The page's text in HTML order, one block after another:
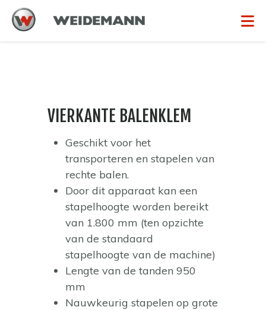
VIERKANTE BALENKLEM
Geschikt voor het
transporteren en stapelen van
rechte balen.
Door dit apparaat kan een
stapelhoogte worden bereikt
van 1.800 mm (ten opzichte
van de standaard
stapelhoogte van de machine)
Lengte van de tanden 950
mm
Nauwkeurig stapelen op grote